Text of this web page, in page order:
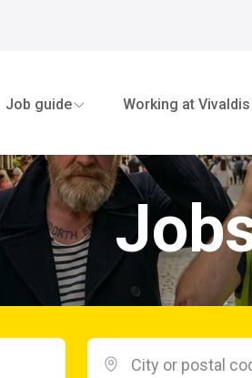
Job guide Working at Vivaldis